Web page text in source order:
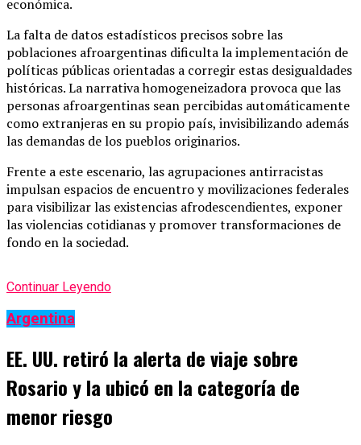
económica.
La falta de datos estadísticos precisos sobre las
poblaciones afroargentinas dificulta la implementación de
políticas públicas orientadas a corregir estas desigualdades
históricas. La narrativa homogeneizadora provoca que las
personas afroargentinas sean percibidas automáticamente
como extranjeras en su propio país, invisibilizando además
las demandas de los pueblos originarios.
Frente a este escenario, las agrupaciones antirracistas
impulsan espacios de encuentro y movilizaciones federales
para visibilizar las existencias afrodescendientes, exponer
las violencias cotidianas y promover transformaciones de
fondo en la sociedad.
Continuar Leyendo
Argentina
EE. UU. retiró la alerta de viaje sobre
Rosario y la ubicó en la categoría de
menor riesgo